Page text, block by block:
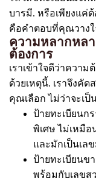
บารมี. หรือเพียงแค่
คือคำตอบที่คุณวางใ
ความหลากหล
ต้องการ
เราเข้าใจดีว่าควา
ด้วยเหตุนี้. เราจึงคั
คุณเลือก ไม่ว่าจะเป็
ป้ายทะเบียนก
พิเศษ ไม่เหมือ
และมักเป็นเล
ป้ายทะเบียนข
พร้อมกับเลขส